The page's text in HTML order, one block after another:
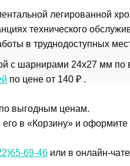
легированной
технического
в труднодоступных
с шарнирами 24x27 мм
по цене от 140 ₽ .
выгодным ценам.
в «Корзину» и оформите
69-46 или в онлайн-